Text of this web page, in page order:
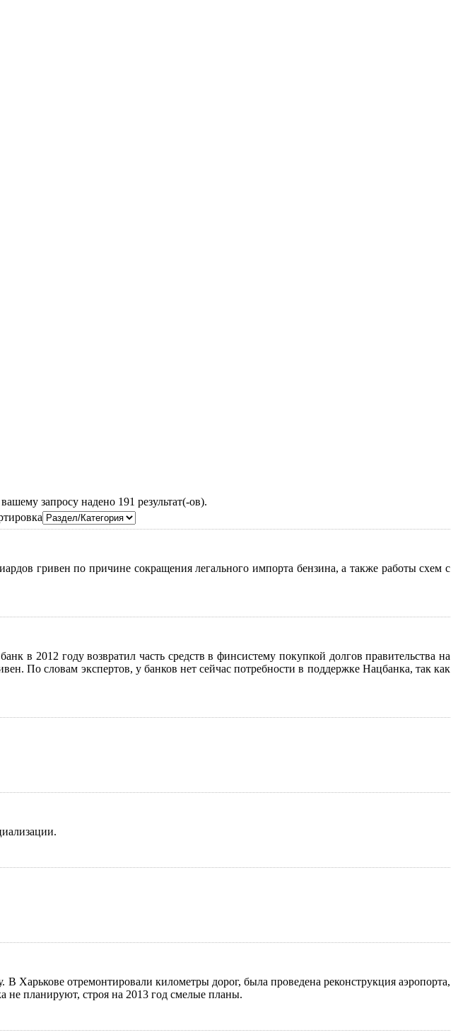
запросу надено 191 результат(-ов).
гривен по причине сокращения легального импорта бензина, а также работы схем с
2012 году возвратил часть средств в финсистему покупкой долгов правительства на
По словам экспертов, у банков нет сейчас потребности в поддержке Нацбанка, так как
Харькове отремонтировали километры дорог, была проведена реконструкция аэропорта,
не планируют, строя на 2013 год смелые планы.